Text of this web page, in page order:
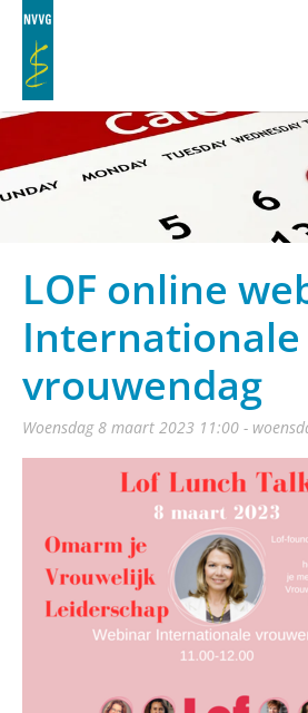
LOF online
Internationale
vrouwendag
woensdag 8 maart 2023 11:00 -